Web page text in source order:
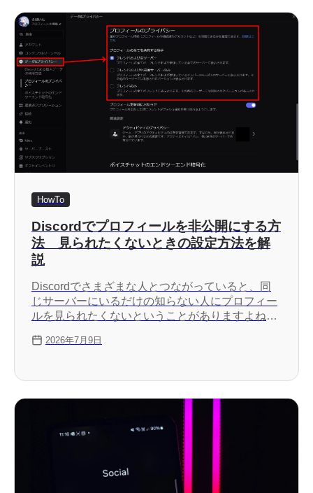
HowTo
Discordでプロフィールを非公開にする方
法 見られたくないときの設定方法を解
説
Discordでさまざまな人とつながっていると、同
じサーバーにいるだけの知らない人にプロフィー
ルを見られたくないということがありますよね。
イバシー設定を使えば、プロフィールの公開範囲
2026年7月9日